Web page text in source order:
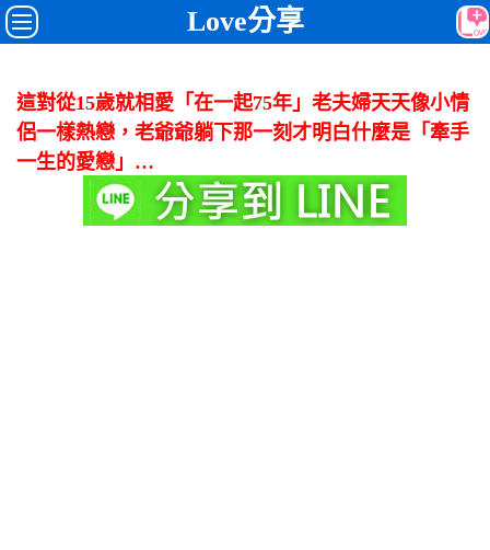
Love分享
這對從15歲就相愛「在一起75年」老夫婦天天像小情
侶一樣熱戀，老爺爺躺下那一刻才明白什麼是「牽手
一生的愛戀」…